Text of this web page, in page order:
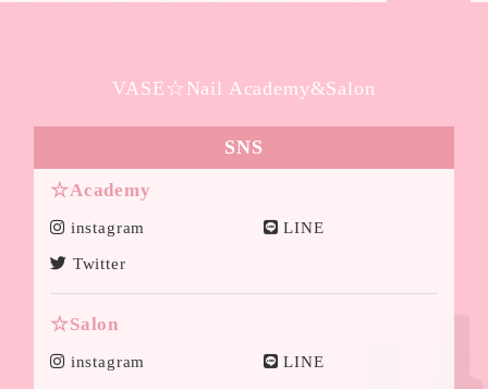
VASE☆Nail Academy&Salon
SNS
☆Academy
instagram LINE
Twitter
☆Salon
instagram LINE